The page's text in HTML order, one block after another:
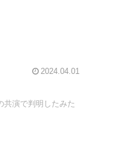
2024.04.01
共演で判明したみた